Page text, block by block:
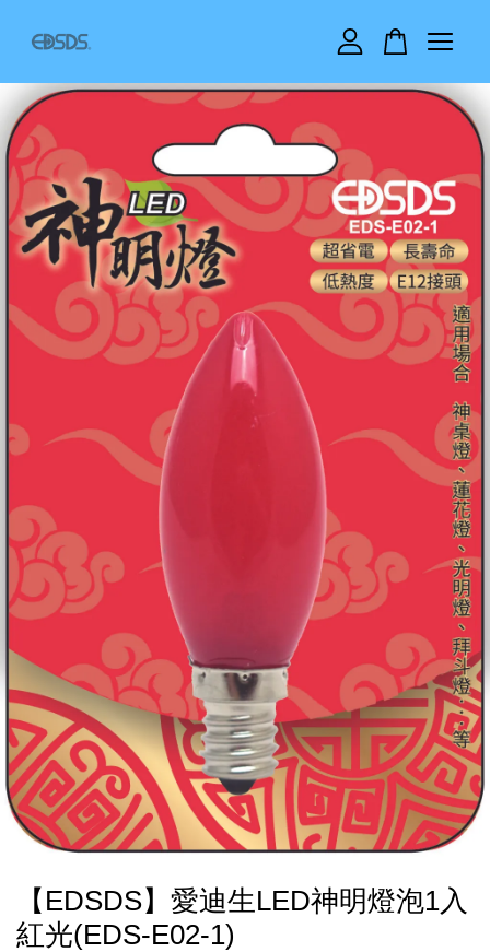
【EDSDS】愛迪生LED神明燈泡1入
紅光(EDS-E02-1)
您的購物車目前還是空的。
繼續購物